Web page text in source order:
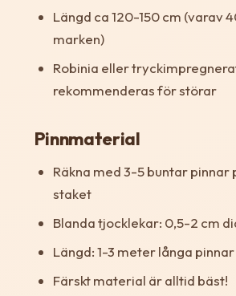
Längd ca 120-150 cm (varav
marken)
Robinia eller
rekommenderas för störar
Pinnmaterial
Räkna med 3-5 buntar
staket
Blanda tjocklekar: 0,5-2 cm
Längd: 1-3 meter långa
Färskt material är alltid bäst!